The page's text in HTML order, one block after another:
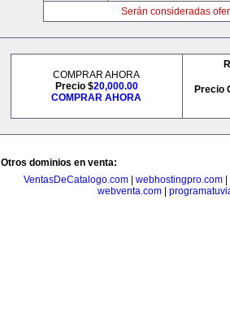
Serán consideradas
COMPRAR AHORA
Precio $20,000.00
COMPRAR AHORA
Precio
Otros dominios en venta:
VentasDeCatalogo.com| webhostingpro.com|
webventa.com|